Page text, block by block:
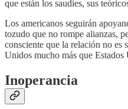
que están los saudíes, sus
Los americanos seguirán
tozudo que no rompe alianzas,
consciente que la relación no es
Unidos mucho más que Estados
Inoperancia